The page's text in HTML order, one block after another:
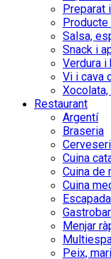
Preparat
Producte
Salsa,
Snack i
Verdura i
Vi i cava
Restaurant
Argentí
Braseria
Cuina
Cuina de
Cuina
Escapada
Gastrobar
Menjar
Peix,